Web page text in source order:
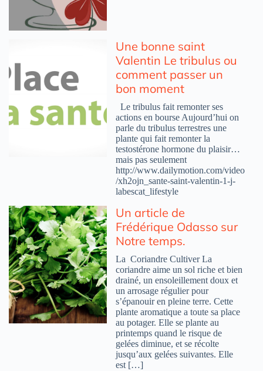
Une bonne saint
Valentin Le tribulus ou
comment passer un
bon moment
Le tribulus fait remonter ses
actions en bourse Aujourd’hui on
parle du tribulus terrestres une
plante qui fait remonter la
testostérone hormone du plaisir…
mais pas seulement
http://www.dailymotion.com/video
/xh2ojn_sante-saint-valentin-1-j-
labescat_lifestyle
Un article de
Frédérique Odasso sur
Notre temps.
La Coriandre Cultiver La
coriandre aime un sol riche et bien
drainé, un ensoleillement doux et
un arrosage régulier pour
s’épanouir en pleine terre. Cette
plante aromatique a toute sa place
au potager. Elle se plante au
printemps quand le risque de
gelées diminue, et se récolte
jusqu’aux gelées suivantes. Elle
est […]